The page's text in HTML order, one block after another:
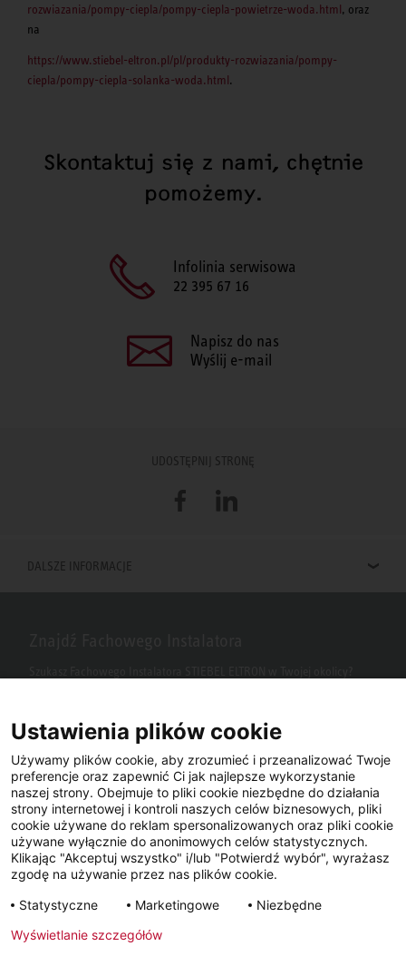
rozwiazania/pompy-ciepla/pompy-ciepla-powietrze-woda.html, oraz
na
https://www.stiebel-eltron.pl/pl/produkty-rozwiazania/pompy-
ciepla/pompy-ciepla-solanka-woda.html.
Skontaktuj się z nami, chętnie
pomożemy.
Infolinia serwisowa
22 395 67 16
Napisz do nas
Wyślij e-mail
UDOSTĘPNIJ STRONĘ
FacebookLinkedIn
DALSZE INFORMACJE
Facebook YouTube LinkedIn
Instagram
Ustawienia plików cookie
Używamy plików cookie, aby zrozumieć i przeanalizować Twoje
preferencje oraz zapewnić Ci jak najlepsze wykorzystanie
naszej strony. Obejmuje to pliki cookie niezbędne do działania
strony internetowej i kontroli naszych celów biznesowych, pliki
cookie używane do reklam spersonalizowanych oraz pliki cookie
używane wyłącznie do anonimowych celów statystycznych.
Klikając "Akceptuj wszystko" i/lub "Potwierdź wybór", wyrażasz
zgodę na używanie przez nas plików cookie.
Statystyczne
Marketingowe
Niezbędne
Wyświetlanie szczegółów